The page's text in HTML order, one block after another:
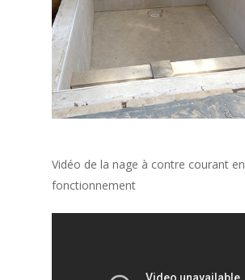
Vidéo de la nage à contre courant en
fonctionnement